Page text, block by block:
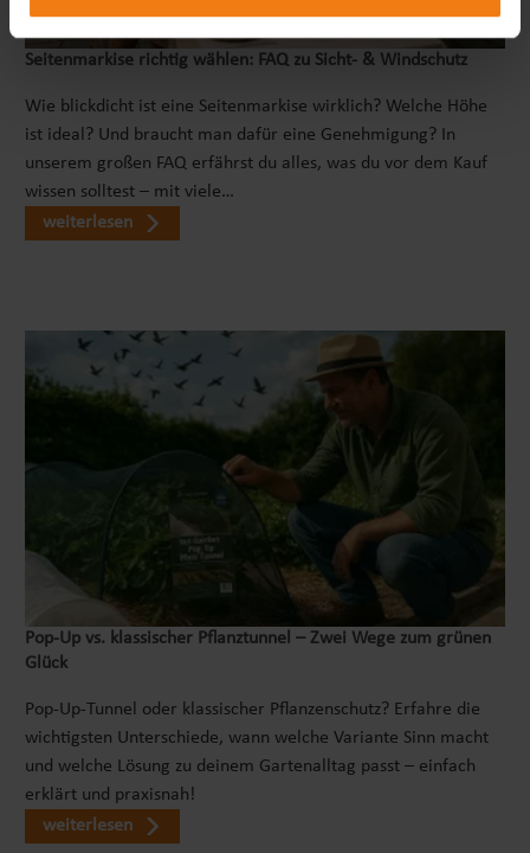
Sitzbagger kann Dein Kind spielerisch seine Motorik
erlernen und bereits erlernte Fähigkeiten verbessern.
Dank des beweglichen Baggerarms werden, im
Vergleich zu einem reinen Rutschauto, weitere
Muskelgruppen und Bewegungsabläufe gefördert. Je
nach Alter reichen die Lerneffekte von grobmotorischen
Fähigkeiten über Gleichgewichtstraining bis hin zur
Verbesserung der Geschicklichkeit. Es ist ein effektives
Werkzeug, um die motorische Entwicklung auf
unserem Aufsitzbagger werden die Träume der Kinder
wahr! Ausgestattet mit einer beweglichen
Baggerschaufel und einem interaktiven Soundlenkrad
sorgt es für stundenlange Unterhaltung und Spielspaß.
Der Bagger zum draufsitzen bietet Deinem Kind die
Möglichkeit, seine Umgebung auf spannende Weise zu
erkunden und neue Abenteuer zu erleben. Die
bewegliche Baggerschaufel ermöglicht es dem kleinen
Entdecker, spielerisch mit Sand, Erde oder anderen
Materialien zu interagieren. Es fördert die Feinmotorik
und regt die Fantasie an, während dein Kind seine
eigenen kleinen Baustellen erschafft. Das Soundlenkrad
bietet zusätzliche Unterhaltung, indem es realistische
Geräusche abspielt. Dein Kind wird begeistert sein, die
verschiedenen Klänge zu entdecken und damit zu
spielen. Mit diesem Kinder Bagger kann Dein Kind die
Welt um sich herum erkunden und seine Sinne schärfen.
Es kann neue Orte entdecken, Hindernisse überwinden
und seine motorischen Fähigkeiten weiterentwickeln.
Seitenmarkise richtig wählen: FAQ zu Sicht- & Windschutz
Wie blickdicht ist eine Seitenmarkise wirklich? Welche Höhe
ist ideal? Und braucht man dafür eine Genehmigung? In
unserem großen FAQ erfährst du alles, was du vor dem Kauf
wissen solltest – mit viele…
weiterlesen
Pop‑Up vs. klassischer Pflanztunnel – Zwei Wege zum grünen
Glück
Pop-Up-Tunnel oder klassischer Pflanzenschutz? Erfahre die
wichtigsten Unterschiede, wann welche Variante Sinn macht
und welche Lösung zu deinem Gartenalltag passt – einfach
erklärt und praxisnah!
weiterlesen